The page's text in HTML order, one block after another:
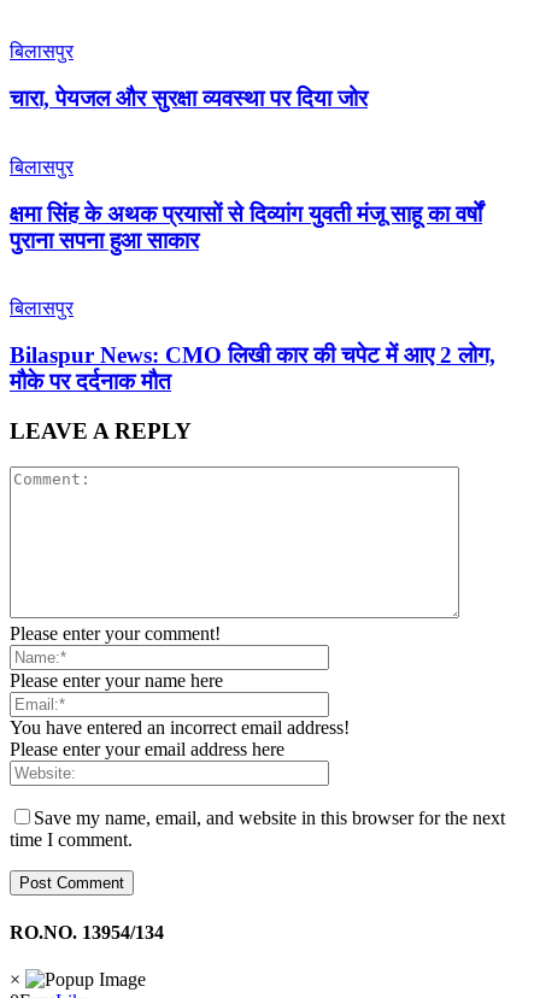
बिलासपुर
चारा, पेयजल और सुरक्षा व्यवस्था पर दिया जोर
बिलासपुर
क्षमा सिंह के अथक प्रयासों से दिव्यांग युवती मंजू साहू का वर्षों
पुराना सपना हुआ साकार
बिलासपुर
Bilaspur News: CMO लिखी कार की चपेट में आए 2 लोग,
मौके पर दर्दनाक मौत
LEAVE A REPLY
Please enter your comment!
Please enter your name here
You have entered an incorrect email address!
Please enter your email address here
Save my name, email, and website in this browser for the next
time I comment.
RO.NO. 13954/134
×